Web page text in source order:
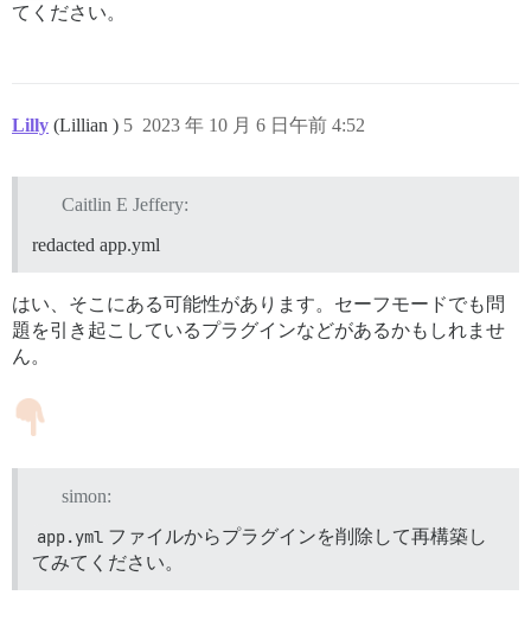
てください。
Lilly (Lillian ) 2023 年 10 月 6 日午前 4:52
5
Caitlin E Jeffery:
redacted app.yml
はい、そこにある可能性があります。セーフモードでも問
題を引き起こしているプラグインなどがあるかもしれませ
ん。
simon:
app.yml ファイルからプラグインを削除して再構築し
てみてください。